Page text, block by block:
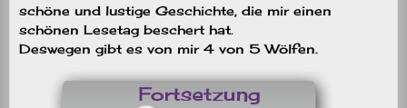
schöne und lustige Geschichte, die mir einen
schönen Lesetag beschert hat.
Deswegen gibt es von mir 4 von 5 Wölfen.